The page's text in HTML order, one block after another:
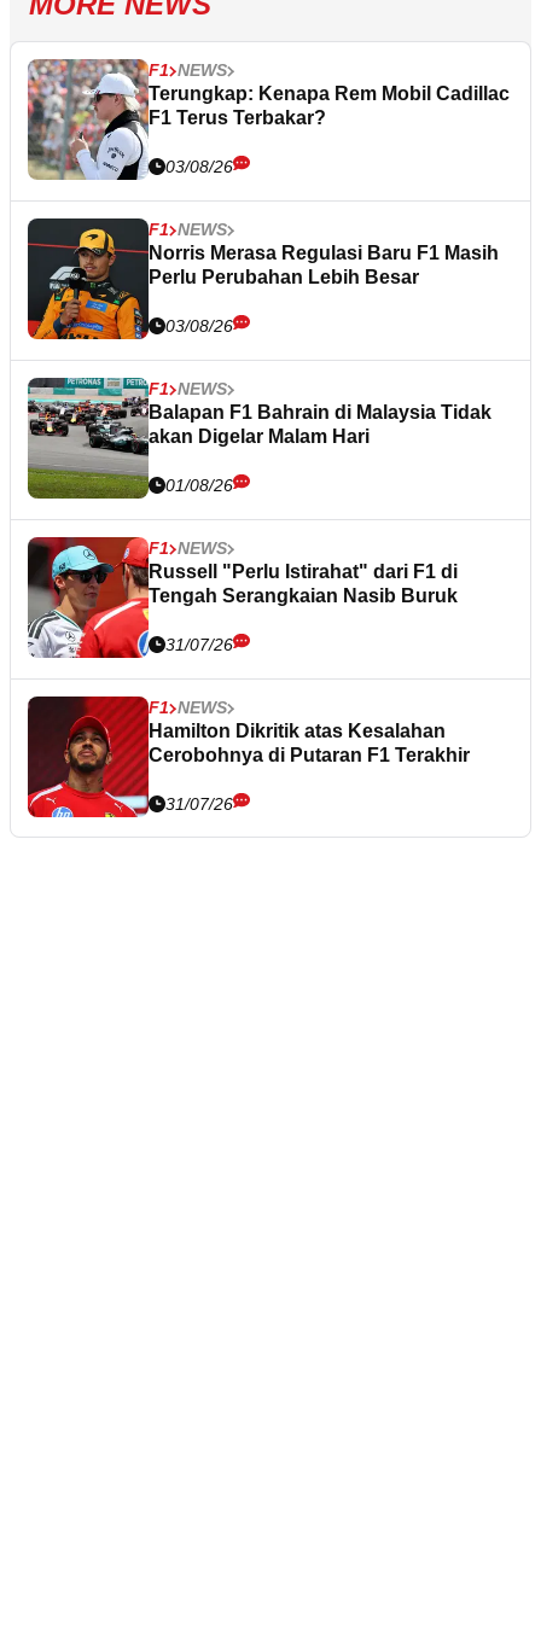
F1 NEWS
Terungkap: Kenapa Rem Mobil Cadillac
F1 Terus Terbakar?
03/08/26
F1 NEWS
Norris Merasa Regulasi Baru F1 Masih
Perlu Perubahan Lebih Besar
03/08/26
F1 NEWS
Balapan F1 Bahrain di Malaysia Tidak
akan Digelar Malam Hari
01/08/26
F1 NEWS
Russell "Perlu Istirahat" dari F1 di
Tengah Serangkaian Nasib Buruk
31/07/26
F1 NEWS
Hamilton Dikritik atas Kesalahan
Cerobohnya di Putaran F1 Terakhir
31/07/26